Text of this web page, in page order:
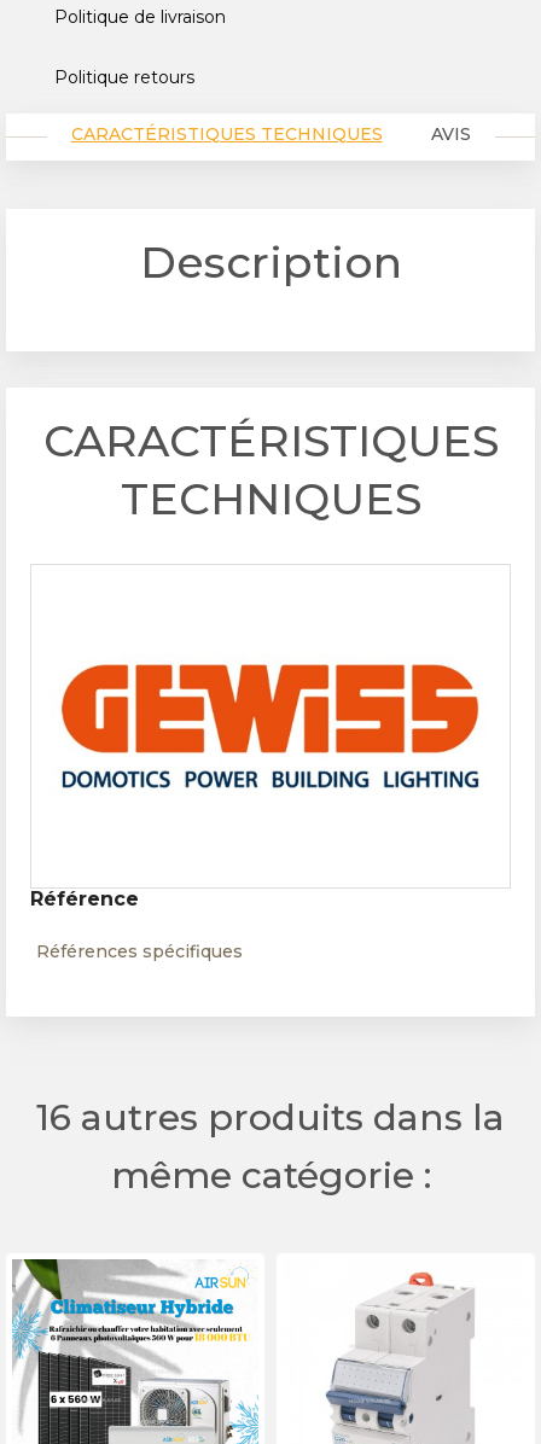
Politique de livraison
Politique retours
CARACTÉRISTIQUES TECHNIQUES AVIS
Description
CARACTÉRISTIQUES
TECHNIQUES
Référence
Références spécifiques
16 autres produits dans la
même catégorie :